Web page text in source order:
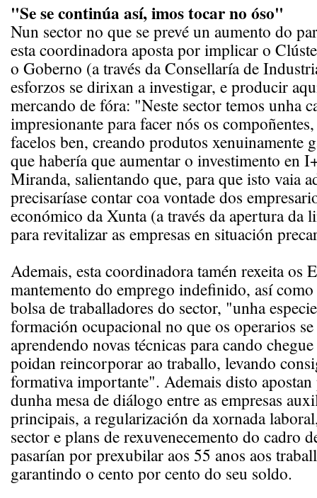
"Se se continúa así, imos tocar no óso"
Nun sector no que se prevé un aumento do
esta coordinadora aposta por implicar o
o Goberno (a través da Consellaría de
esforzos se dirixan a investigar, e producir
mercando de fóra: "Neste sector temos unha
impresionante para facer nós os
facelos ben, creando produtos xenuinamente
que habería que aumentar o investimento en
Miranda, salientando que, para que isto vaia
precisaríase contar coa vontade dos
económico da Xunta (a través da apertura da
para revitalizar as empresas en situación
Ademais, esta coordinadora tamén rexeita os
mantemento do emprego indefinido, así
bolsa de traballadores do sector, "unha
formación ocupacional no que os operarios
aprendendo novas técnicas para cando
poidan reincorporar ao traballo, levando
formativa importante". Ademais disto
dunha mesa de diálogo entre as empresas
principais, a regularización da xornada
sector e plans de rexuvenecemento do cadro
pasarían por prexubilar aos 55 anos aos
garantindo o cento por cento do seu soldo.